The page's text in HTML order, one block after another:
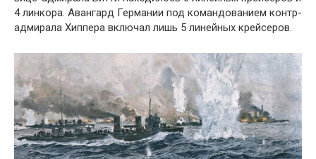
4 линкора. Авангард Германии под командованием контр-
адмирала Хиппера включал лишь 5 линейных крейсеров.